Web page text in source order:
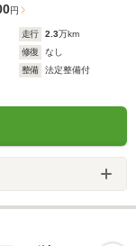
円
走行 2.3万km
修復
なし
整備
法定整備付